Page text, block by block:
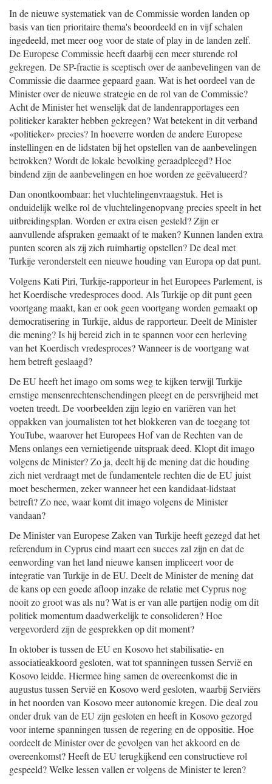
In de nieuwe systematiek van de Commissie worden landen op
basis van tien prioritaire thema's beoordeeld en in vijf schalen
ingedeeld, met meer oog voor de state of play in de landen zelf.
De Europese Commissie heeft daarbij een meer sturende rol
gekregen. De SP-fractie is sceptisch over de aanbevelingen van de
Commissie die daarmee gepaard gaan. Wat is het oordeel van de
Minister over de nieuwe strategie en de rol van de Commissie?
Acht de Minister het wenselijk dat de landenrapportages een
politieker karakter hebben gekregen? Wat betekent in dit verband
«politieker» precies? In hoeverre worden de andere Europese
instellingen en de lidstaten bij het opstellen van de aanbevelingen
betrokken? Wordt de lokale bevolking geraadpleegd? Hoe
bindend zijn de aanbevelingen en hoe worden ze geëvalueerd?
Dan onontkoombaar: het vluchtelingenvraagstuk. Het is
onduidelijk welke rol de vluchtelingenopvang precies speelt in het
uitbreidingsplan. Worden er extra eisen gesteld? Zijn er
aanvullende afspraken gemaakt of te maken? Kunnen landen extra
punten scoren als zij zich ruimhartig opstellen? De deal met
Turkije veronderstelt een nieuwe houding van Europa op dat punt.
Volgens Kati Piri, Turkije-rapporteur in het Europees Parlement, is
het Koerdische vredesproces dood. Als Turkije op dit punt geen
voortgang maakt, kan er ook geen voortgang worden gemaakt op
democratisering in Turkije, aldus de rapporteur. Deelt de Minister
die mening? Is hij bereid zich in te spannen voor een herleving
van het Koerdisch vredesproces? Wanneer is de voortgang wat
hem betreft geslaagd?
De EU heeft het imago om soms weg te kijken terwijl Turkije
ernstige mensenrechtenschendingen pleegt en de persvrijheid met
voeten treedt. De voorbeelden zijn legio en variëren van het
oppakken van journalisten tot het blokkeren van de toegang tot
YouTube, waarover het Europees Hof van de Rechten van de
Mens onlangs een vernietigende uitspraak deed. Klopt dit imago
volgens de Minister? Zo ja, deelt hij de mening dat die houding
zich niet verdraagt met de fundamentele rechten die de EU juist
moet beschermen, zeker wanneer het een kandidaat-lidstaat
betreft? Zo nee, waar komt dit imago volgens de Minister
vandaan?
De Minister van Europese Zaken van Turkije heeft gezegd dat het
referendum in Cyprus eind maart een succes zal zijn en dat de
eenwording van het land nieuwe kansen impliceert voor de
integratie van Turkije in de EU. Deelt de Minister de mening dat
de kans op een goede afloop inzake de relatie met Cyprus nog
nooit zo groot was als nu? Wat is er van alle partijen nodig om dit
politiek momentum daadwerkelijk te consolideren? Hoe
vergevorderd zijn de gesprekken op dit moment?
In oktober is tussen de EU en Kosovo het stabilisatie- en
associatieakkoord gesloten, wat tot spanningen tussen Servië en
Kosovo leidde. Hiermee hing samen de overeenkomst die in
augustus tussen Servië en Kosovo werd gesloten, waarbij Serviërs
in het noorden van Kosovo meer autonomie kregen. Die deal zou
onder druk van de EU zijn gesloten en heeft in Kosovo gezorgd
voor interne spanningen tussen de regering en de oppositie. Hoe
oordeelt de Minister over de gevolgen van het akkoord en de
overeenkomst? Heeft de EU terugkijkend een constructieve rol
gespeeld? Welke lessen vallen er volgens de Minister te leren?